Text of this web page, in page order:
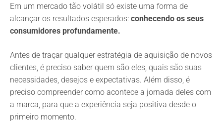
Em um mercado tão volátil só existe uma forma de
alcançar os resultados esperados: conhecendo os seus
consumidores profundamente.
Antes de traçar qualquer estratégia de aquisição de novos
clientes, é preciso saber quem são eles, quais são suas
necessidades, desejos e expectativas. Além disso, é
preciso compreender como acontece a jornada deles com
a marca, para que a experiência seja positiva desde o
primeiro momento.